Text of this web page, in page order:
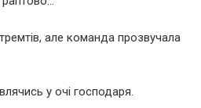
але команда прозвучала
у очі господаря.